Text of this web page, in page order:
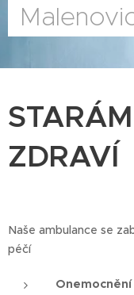
ZDRAVÍ
Naše ambulance se
péčí